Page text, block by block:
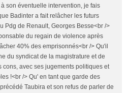
son éventuelle intervention, je fais
Badinter a fait relâcher les futurs
Pdg de Renault, Georges Besse<br />
du regain de violence après
40% des emprisonnés<br /> Qu'il
du syndicat de la magistrature et de
cons, avec ses jugements politiques et
!<br /> Qu' en tant que garde des
Taubira et son refus de parler de